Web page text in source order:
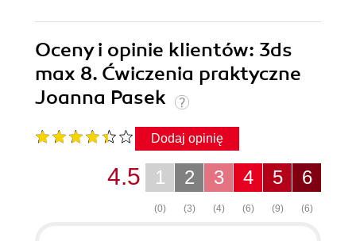
Oceny i opinie klientów: 3ds
max 8. Ćwiczenia praktyczne
Joanna Pasek
Dodaj opinię
6
(6)
5
(9)
4
(6)
3
(4)
2
(3)
1
(0)
4.5